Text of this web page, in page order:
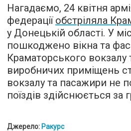
Нагадаємо, 24 квітня
федерації обстріляла
у Донецькій області. У
пошкоджено вікна та
Краматорського вокзалу
виробничих приміщень
вокзалу та пасажири не
поїздів здійснюється за
Джерело: Ракурс